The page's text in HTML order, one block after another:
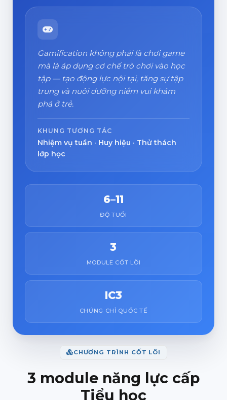
Gamification không phải là chơi game
mà là áp dụng cơ chế trò chơi vào học
tập — tạo động lực nội tại, tăng sự tập
trung và nuôi dưỡng niềm vui khám
phá ở trẻ.
KHUNG TƯƠNG TÁC
Nhiệm vụ tuần · Huy hiệu · Thử thách
lớp học
6–11
ĐỘ TUỔI
3
MODULE CỐT LÕI
IC3
CHỨNG CHỈ QUỐC TẾ
CHƯƠNG TRÌNH CỐT LÕI
3 module năng lực cấp
Tiểu học